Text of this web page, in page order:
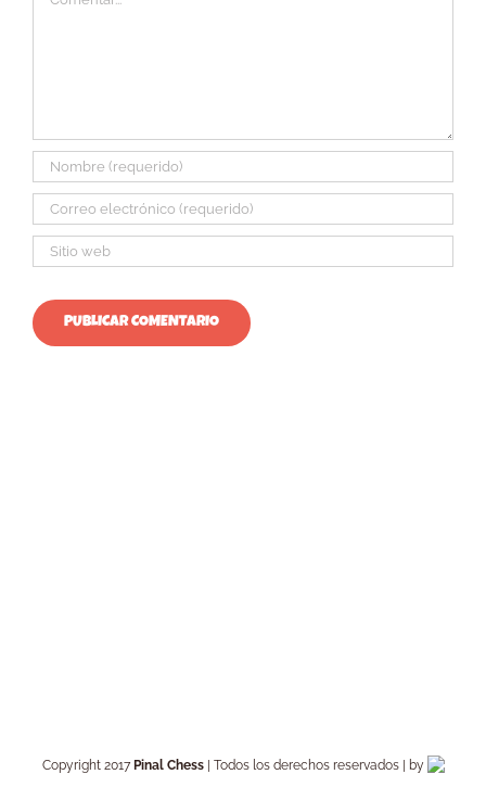
Copyright 2017 Pinal Chess| Todos los derechos reservados | by